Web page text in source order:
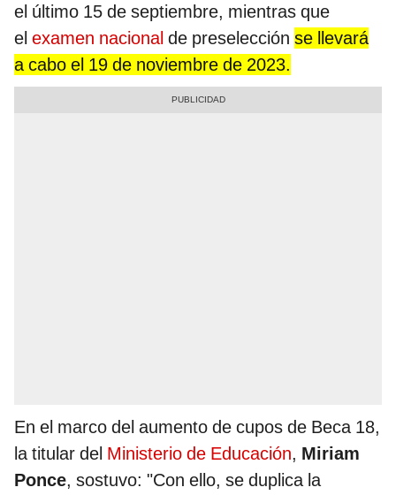
el último 15 de septiembre, mientras que
el examen nacional de preselección se llevará
a cabo el 19 de noviembre de 2023.
En el marco del aumento de cupos de Beca 18,
la titular del Ministerio de Educación, Miriam
Ponce, sostuvo: "Con ello, se duplica la